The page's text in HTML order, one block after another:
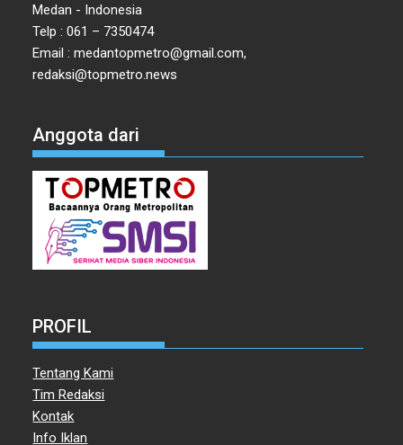
Medan - Indonesia
Telp : 061 – 7350474
Email : medantopmetro@gmail.com,
redaksi@topmetro.news
Anggota dari
PROFIL
Tentang Kami
Tim Redaksi
Kontak
Info Iklan